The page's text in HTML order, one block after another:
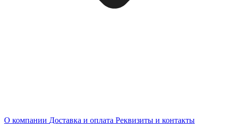
О компании Доставка и оплата Реквизиты и контакты